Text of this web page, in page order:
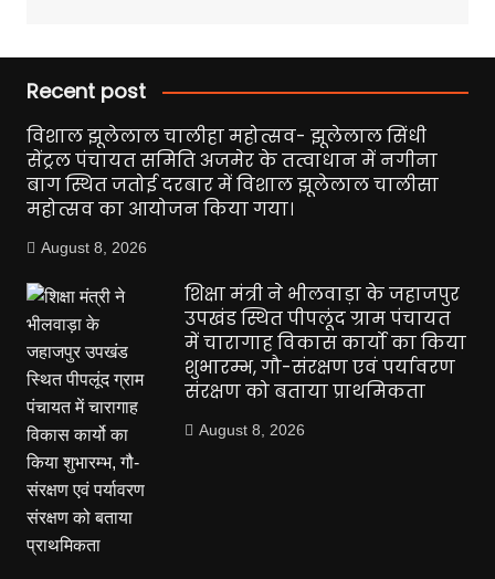
Recent post
विशाल झूलेलाल चालीहा महोत्सव- झूलेलाल सिंधी
सेंट्रल पंचायत समिति अजमेर के तत्वाधान में नगीना
बाग स्थित जतोई दरबार में विशाल झूलेलाल चालीसा
महोत्सव का आयोजन किया गया।
August 8, 2026
शिक्षा मंत्री ने भीलवाड़ा के जहाजपुर
उपखंड स्थित पीपलूंद ग्राम पंचायत
में चारागाह विकास कार्यो का किया
शुभारम्भ, गौ-संरक्षण एवं पर्यावरण
संरक्षण को बताया प्राथमिकता
August 8, 2026